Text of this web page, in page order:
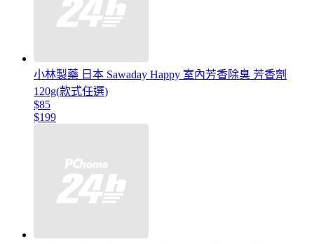
小林製藥 日本 Sawaday Happy 室內芳香除臭 芳香劑
120g(款式任選)
$85
$199